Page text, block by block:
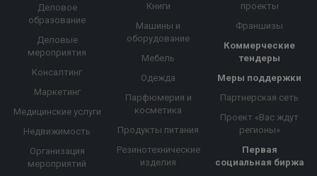
Деловое
образование
Деловые
мероприятия
Консалтинг
Маркетинг
Медицинские услуги
Недвижимость
Организация
мероприятий
Книги
Машины и
оборудование
Мебель
Одежда
Парфюмерия и
косметика
Продукты питания
Резинотехнические
изделия
проекты
Франшизы
Коммерческие
тендеры
Меры поддержки
Партнерская сеть
Проект «Вас ждут
регионы»
Первая
социальная биржа